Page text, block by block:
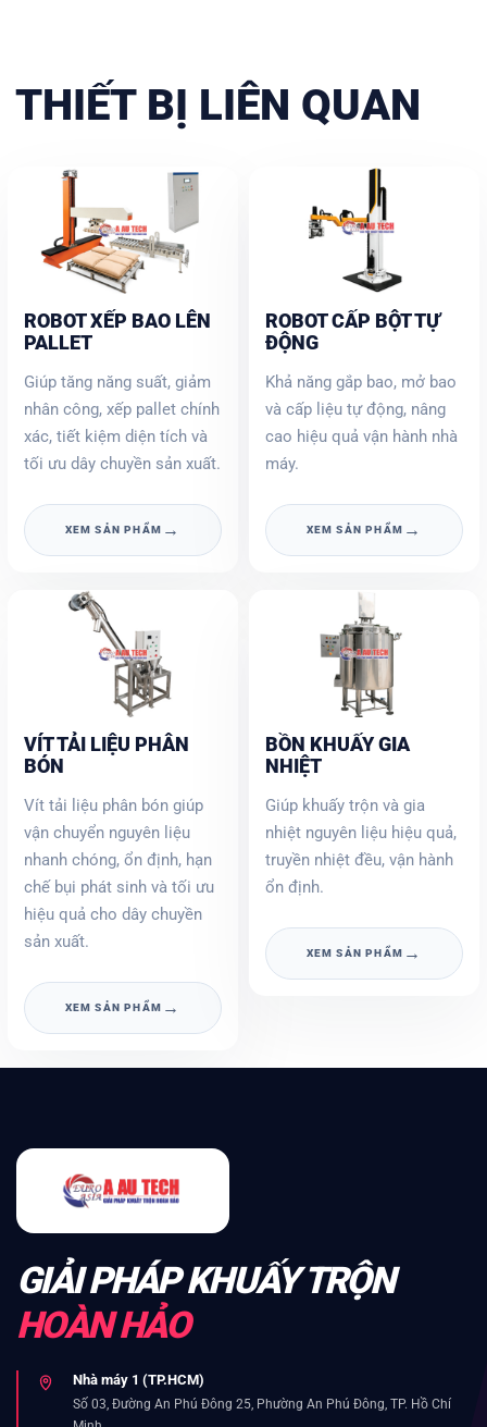
THIẾT BỊ LIÊN QUAN
ROBOT XẾP BAO LÊN
PALLET
Giúp tăng năng suất, giảm
nhân công, xếp pallet chính
xác, tiết kiệm diện tích và
tối ưu dây chuyền sản xuất.
XEM SẢN PHẨM →
ROBOT CẤP BỘT TỰ
ĐỘNG
Khả năng gắp bao, mở bao
và cấp liệu tự động, nâng
cao hiệu quả vận hành nhà
máy.
XEM SẢN PHẨM →
VÍT TẢI LIỆU PHÂN
BÓN
Vít tải liệu phân bón giúp
vận chuyển nguyên liệu
nhanh chóng, ổn định, hạn
chế bụi phát sinh và tối ưu
hiệu quả cho dây chuyền
sản xuất.
XEM SẢN PHẨM →
BỒN KHUẤY GIA
NHIỆT
Giúp khuấy trộn và gia
nhiệt nguyên liệu hiệu quả,
truyền nhiệt đều, vận hành
ổn định.
XEM SẢN PHẨM →
GIẢI PHÁP KHUẤY TRỘN
HOÀN HẢO
Nhà máy 1 (TP.HCM)
Số 03, Đường An Phú Đông 25, Phường An Phú Đông, TP. Hồ Chí